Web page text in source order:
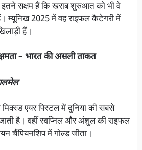
सक्षम हैं कि खराब शुरुआत को भी वे
म्यूनिख 2025 में वह राइफल कैटेगरी में
हैं।
– भारत की असली ताकत
एयर पिस्टल में दुनिया की सबसे
है। वहीं स्वप्निल और अंशुल की राइफल
चैंपियनशिप में गोल्ड जीता।